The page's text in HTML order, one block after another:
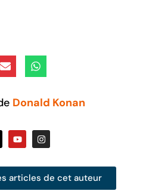
Donald Konan
articles de cet auteur